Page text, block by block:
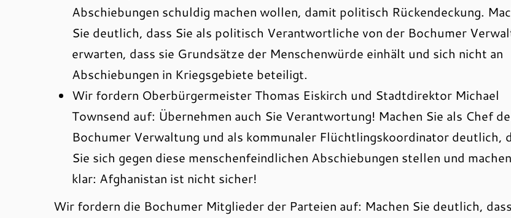
Abschiebungen schuldig machen wollen, damit politisch Rückendeckung.
Sie deutlich, dass Sie als politisch Verantwortliche von der Bochumer
erwarten, dass sie Grundsätze der Menschenwürde einhält und sich nicht an
Abschiebungen in Kriegsgebiete beteiligt.
Wir fordern Oberbürgermeister Thomas Eiskirch und Stadtdirektor Michael
Townsend auf: Übernehmen auch Sie Verantwortung! Machen Sie als Chef
Bochumer Verwaltung und als kommunaler Flüchtlingskoordinator deutlich,
Sie sich gegen diese menschenfeindlichen Abschiebungen stellen und
klar: Afghanistan ist nicht sicher!
Wir fordern die Bochumer Mitglieder der Parteien auf: Machen Sie deutlich,